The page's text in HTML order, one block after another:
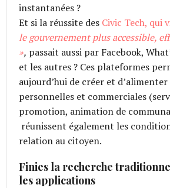
instantanées ?
Et si la réussite des Civic Tech, qui
le gouvernement plus accessible,
», passait aussi par Facebook,
et les autres ? Ces plateformes
aujourd’hui de créer et
personnelles et commerciales
promotion, animation de
réunissent également les
relation au citoyen.
Finies la recherche
les applications